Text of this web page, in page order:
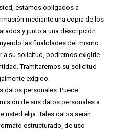
estamos obligados a
mediante una copia de los
y junto a una descripción
las finalidades del mismo.
a su solicitud, podremos exigirle
Tramitaremos su solicitud
exigido.
datos personales. Puede
de sus datos personales a
usted elija. Tales datos serán
estructurado, de uso